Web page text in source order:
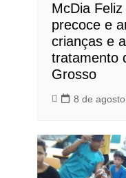
McDia
precoce e
crianças e
tratamento
Grosso
8 de